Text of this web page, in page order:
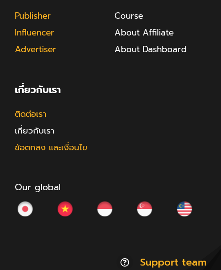
Publisher
Influencer
Advertiser
Course
About Affiliate
About Dashboard
เกี่ยวกับเรา
ติดต่อเรา
เกี่ยวกับเรา
ข้อตกลง และเงื่อนไข
Our global
Support team